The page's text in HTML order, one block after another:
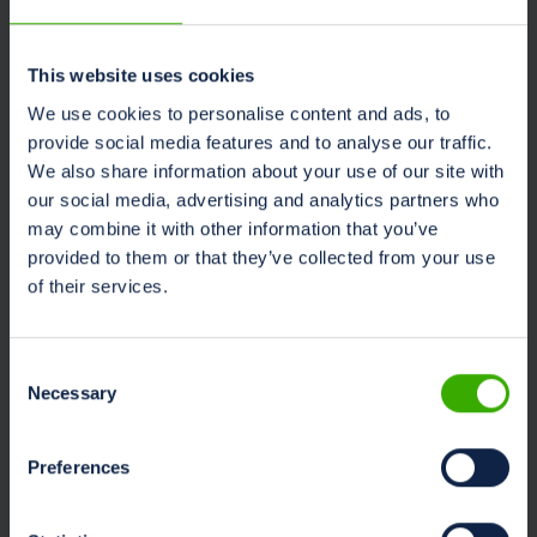
This website uses cookies
We use cookies to personalise content and ads, to
provide social media features and to analyse our traffic.
We also share information about your use of our site with
our social media, advertising and analytics partners who
may combine it with other information that you’ve
provided to them or that they’ve collected from your use
of their services.
Selection
Necessary
Preferences
temps réel la composition en matière sèche et en
données sont automatiquement collectées et traitées
par le logiciel DTM (Daily TMR Manager), qui agit comme
une plaque tournante centrale pour le suivi des
opérations d’alimentation, l’analyse des indicateurs clés
de performance et l’aide aux décisions basées sur les
données.
En intégrant ces technologies, Dinamica Generale
variabilité, d’améliorer l’efficacité alimentaire et de
maximiser les performances des animaux. Des rations
constantes signifient des troupeaux en meilleure santé,
durable des ressources.